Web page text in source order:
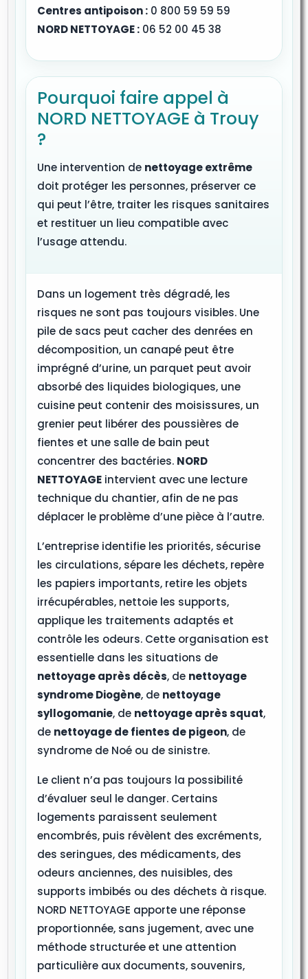
Centres antipoison : 0 800 59 59 59
NORD NETTOYAGE : 06 52 00 45 38
Pourquoi faire appel à
NORD NETTOYAGE à Trouy
?
Une intervention de nettoyage extrême
doit protéger les personnes, préserver ce
qui peut l’être, traiter les risques sanitaires
et restituer un lieu compatible avec
l’usage attendu.
Dans un logement très dégradé, les
risques ne sont pas toujours visibles. Une
pile de sacs peut cacher des denrées en
décomposition, un canapé peut être
imprégné d’urine, un parquet peut avoir
absorbé des liquides biologiques, une
cuisine peut contenir des moisissures, un
grenier peut libérer des poussières de
fientes et une salle de bain peut
concentrer des bactéries. NORD
NETTOYAGE intervient avec une lecture
technique du chantier, afin de ne pas
déplacer le problème d’une pièce à l’autre.
L’entreprise identifie les priorités, sécurise
les circulations, sépare les déchets, repère
les papiers importants, retire les objets
irrécupérables, nettoie les supports,
applique les traitements adaptés et
contrôle les odeurs. Cette organisation est
essentielle dans les situations de
nettoyage après décès, de nettoyage
syndrome Diogène, de nettoyage
syllogomanie, de nettoyage après squat,
de nettoyage de fientes de pigeon, de
syndrome de Noé ou de sinistre.
Le client n’a pas toujours la possibilité
d’évaluer seul le danger. Certains
logements paraissent seulement
encombrés, puis révèlent des excréments,
des seringues, des médicaments, des
odeurs anciennes, des nuisibles, des
supports imbibés ou des déchets à risque.
NORD NETTOYAGE apporte une réponse
proportionnée, sans jugement, avec une
méthode structurée et une attention
particulière aux documents, souvenirs,